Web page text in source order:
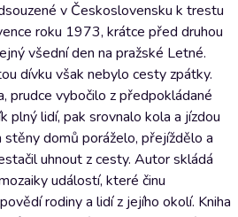
v Československu k trestu
roku 1973, krátce před druhou
všední den na pražské Letné.
dívku však nebylo cesty zpátky.
prudce vybočilo z předpokládané
plný lidí, pak srovnalo kola a jízdou
domů poráželo, přejíždělo a
uhnout z cesty. Autor skládá
událostí, které činu
rodiny a lidí z jejího okolí. Kniha